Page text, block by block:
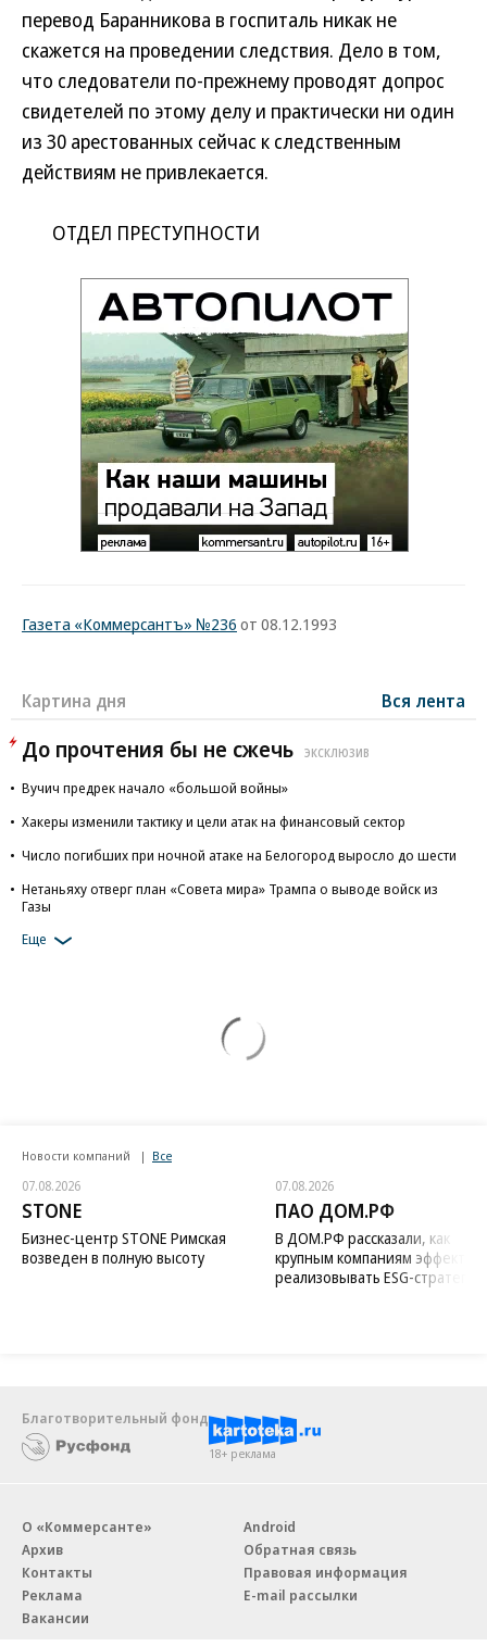
перевод Баранникова в госпиталь никак не
скажется на проведении следствия. Дело в том,
что следователи по-прежнему проводят допрос
свидетелей по этому делу и практически ни один
из 30 арестованных сейчас к следственным
действиям не привлекается.
ОТДЕЛ ПРЕСТУПНОСТИ
Газета «Коммерсантъ» №236 от 08.12.1993
Картина дня Вся лента
До прочтения бы не сжечь ЭКСКЛЮЗИВ
Вучич предрек начало «большой войны»
Хакеры изменили тактику и цели атак на финансовый сектор
Число погибших при ночной атаке на Белогород выросло до шести
Нетаньяху отверг план «Совета мира» Трампа о выводе войск из
Газы
Еще
Новости компаний Все
07.08.2026
STONE
Бизнес-центр STONE Римская
возведен в полную высоту
07.08.2026
ПАО ДОМ.РФ
В ДОМ.РФ рассказали, как
крупным компаниям
реализовывать ESG-стратегию
Благотворительный фонд
18+ реклама
О «Коммерсанте»
Архив
Контакты
Реклама
Вакансии
Android
Обратная связь
Правовая информация
E-mail рассылки